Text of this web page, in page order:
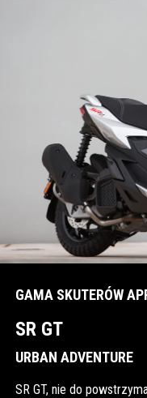
GAMA SKUTERÓW
SR GT
URBAN ADVENTURE
SR GT, nie do